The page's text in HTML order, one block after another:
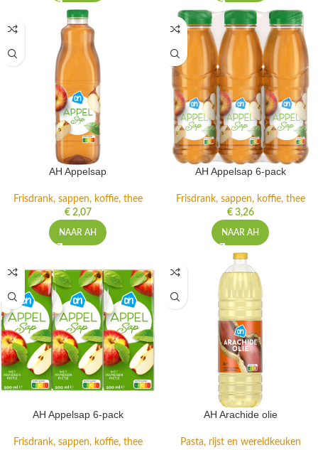
AH Appelsap
Frisdrank, sappen, koffie, thee
€2,07
NAAR AH
AH Appelsap 6-pack
Frisdrank, sappen, koffie, thee
€3,26
NAAR AH
AH Appelsap 6-pack
Frisdrank, sappen, koffie, thee
AH Arachide olie
Pasta, rijst en wereldkeuken